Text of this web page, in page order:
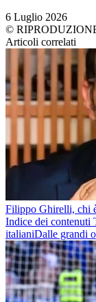
6 Luglio 2026
©
Articoli correlati
Filippo Ghirelli, chi
Indice dei contenuti
italianiDalle grandi